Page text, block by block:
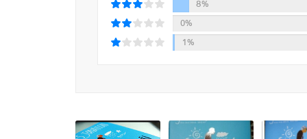
형사반장이 급파된다. 백 세 노인 일행과 그들
도망치는 쪽이 여유롭기 그지없는 이 술래잡기는
엄청난 사건과 고난이 끝없이 이어지는 와중에도
8%
0%
1%